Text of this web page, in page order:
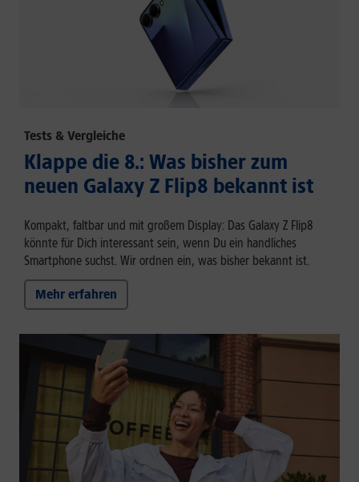
Tests & Vergleiche
Klappe die 8.: Was bisher zum
neuen Galaxy Z Flip8 bekannt ist
Kompakt, faltbar und mit großem Display: Das Galaxy Z Flip8
könnte für Dich interessant sein, wenn Du ein handliches
Smartphone suchst. Wir ordnen ein, was bisher bekannt ist.
Mehr erfahren